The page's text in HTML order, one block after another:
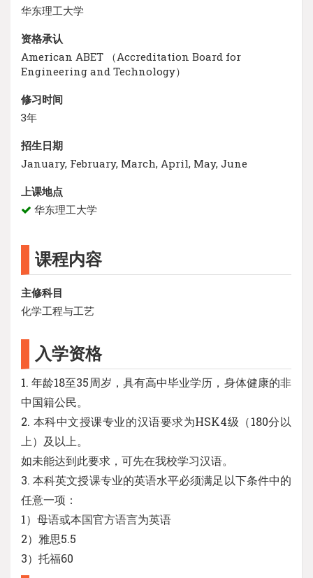
华东理工大学
资格承认
American ABET （Accreditation Board for
Engineering and Technology）
修习时间
3年
招生日期
January, February, March, April, May, June
上课地点
华东理工大学
课程内容
主修科目
化学工程与工艺
入学资格
1. 年龄18至35周岁，具有高中毕业学历，身体健康的非
中国籍公民。
2. 本科中文授课专业的汉语要求为HSK4级（180分以
上）及以上。
如未能达到此要求，可先在我校学习汉语。
3. 本科英文授课专业的英语水平必须满足以下条件中的
任意一项：
1）母语或本国官方语言为英语
2）雅思5.5
3）托福60